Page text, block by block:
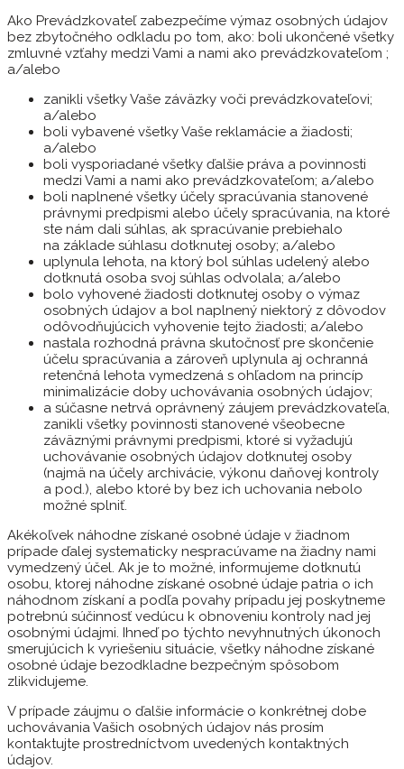
Ako Prevádzkovateľ zabezpečíme výmaz osobných údajov
bez zbytočného odkladu po tom, ako: boli ukončené všetky
zmluvné vzťahy medzi Vami a nami ako prevádzkovateľom ;
a/alebo
zanikli všetky Vaše záväzky voči prevádzkovateľovi;
a/alebo
boli vybavené všetky Vaše reklamácie a žiadosti;
a/alebo
boli vysporiadané všetky ďalšie práva a povinnosti
medzi Vami a nami ako prevádzkovateľom; a/alebo
boli naplnené všetky účely spracúvania stanovené
právnymi predpismi alebo účely spracúvania, na ktoré
ste nám dali súhlas, ak spracúvanie prebiehalo
na základe súhlasu dotknutej osoby; a/alebo
uplynula lehota, na ktorý bol súhlas udelený alebo
dotknutá osoba svoj súhlas odvolala; a/alebo
bolo vyhovené žiadosti dotknutej osoby o výmaz
osobných údajov a bol naplnený niektorý z dôvodov
odôvodňujúcich vyhovenie tejto žiadosti; a/alebo
nastala rozhodná právna skutočnosť pre skončenie
účelu spracúvania a zároveň uplynula aj ochranná
retenčná lehota vymedzená s ohľadom na princíp
minimalizácie doby uchovávania osobných údajov;
a súčasne netrvá oprávnený záujem prevádzkovateľa,
zanikli všetky povinnosti stanovené všeobecne
záväznými právnymi predpismi, ktoré si vyžadujú
uchovávanie osobných údajov dotknutej osoby
(najmä na účely archivácie, výkonu daňovej kontroly
a pod.), alebo ktoré by bez ich uchovania nebolo
možné splniť.
Akékoľvek náhodne získané osobné údaje v žiadnom
prípade ďalej systematicky nespracúvame na žiadny nami
vymedzený účel. Ak je to možné, informujeme dotknutú
osobu, ktorej náhodne získané osobné údaje patria o ich
náhodnom získaní a podľa povahy prípadu jej poskytneme
potrebnú súčinnosť vedúcu k obnoveniu kontroly nad jej
osobnými údajmi. Ihneď po týchto nevyhnutných úkonoch
smerujúcich k vyriešeniu situácie, všetky náhodne získané
osobné údaje bezodkladne bezpečným spôsobom
zlikvidujeme.
V prípade záujmu o ďalšie informácie o konkrétnej dobe
uchovávania Vašich osobných údajov nás prosím
kontaktujte prostredníctvom uvedených kontaktných
údajov.